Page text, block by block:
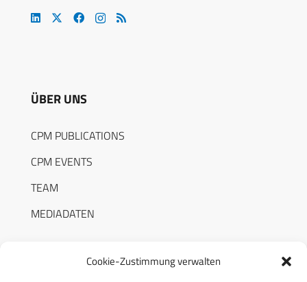
Cookie-Zustimmung verwalten
ÜBER UNS
CPM PUBLICATIONS
CPM EVENTS
TEAM
MEDIADATEN